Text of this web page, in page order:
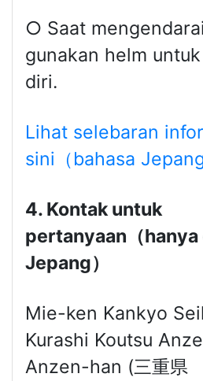
○ Saat
gunakan helm
diri.
Lihat selebaran
sini（bahasa Jepang
4. Kontak untuk
pertanyaan（hanya
Jepang）
Mie-ken Kankyo
Kurashi Koutsu
Anzen-han (三重県